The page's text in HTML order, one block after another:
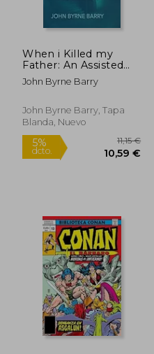
5%
When i Killed my
Father: An Assisted
Suicide Family Thriller
(en Inglés)
John Byrne Barry
John Byrne Barry, Tapa
Blanda, Nuevo